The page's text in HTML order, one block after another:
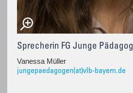
Sprecherin FG Junge
Vanessa Müller
jungepaedagogen(at)vlb-bayern.de